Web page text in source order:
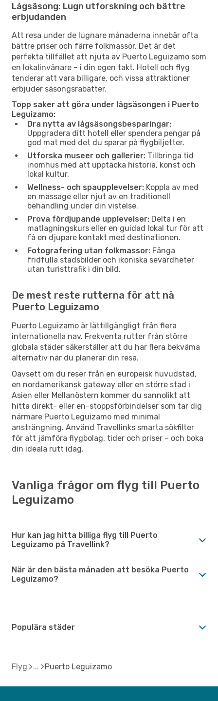
Lågsäsong: Lugn utforskning och bättre
erbjudanden
Att resa under de lugnare månaderna innebär ofta
bättre priser och färre folkmassor. Det är det
perfekta tillfället att njuta av Puerto Leguizamo som
en lokalinvånare – i din egen takt. Hotell och flyg
tenderar att vara billigare, och vissa attraktioner
erbjuder säsongsrabatter.
Topp saker att göra under lågsäsongen i Puerto
Leguizamo:
Dra nytta av lågsäsongsbesparingar:
Uppgradera ditt hotell eller spendera pengar på
god mat med det du sparar på flygbiljetter.
Utforska museer och gallerier: Tillbringa tid
inomhus med att upptäcka historia, konst och
lokal kultur.
Wellness- och spaupplevelser: Koppla av med
en massage eller njut av en traditionell
behandling under din vistelse.
Prova fördjupande upplevelser: Delta i en
matlagningskurs eller en guidad lokal tur för att
få en djupare kontakt med destinationen.
Fotografering utan folkmassor: Fånga
fridfulla stadsbilder och ikoniska sevärdheter
utan turisttrafik i din bild.
De mest reste rutterna för att nå
Puerto Leguizamo
Puerto Leguizamo är lättillgängligt från flera
internationella nav. Frekventa rutter från större
globala städer säkerställer att du har flera bekväma
alternativ när du planerar din resa.
Oavsett om du reser från en europeisk huvudstad,
en nordamerikansk gateway eller en större stad i
Asien eller Mellanöstern kommer du sannolikt att
hitta direkt- eller en-stoppsförbindelser som tar dig
närmare Puerto Leguizamo med minimal
ansträngning. Använd Travellinks smarta sökfilter
för att jämföra flygbolag, tider och priser – och boka
din ideala rutt idag.
Vanliga frågor om flyg till Puerto
Leguizamo
Hur kan jag hitta billiga flyg till Puerto
Leguizamo på Travellink?
När är den bästa månaden att besöka Puerto
Leguizamo?
Populära städer
Flyg Puerto Leguizamo